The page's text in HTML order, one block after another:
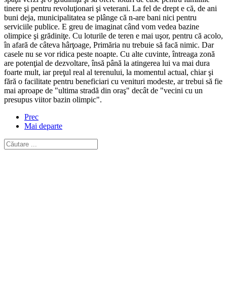
tinere şi pentru revoluţionari şi veterani. La fel de drept e că, de ani
buni deja, municipalitatea se plânge că n-are bani nici pentru
serviciile publice. E greu de imaginat când vom vedea bazine
olimpice şi grădiniţe. Cu loturile de teren e mai uşor, pentru că acolo,
în afară de câteva hârţoage, Primăria nu trebuie să facă nimic. Dar
casele nu se vor ridica peste noapte. Cu alte cuvinte, întreaga zonă
are potenţial de dezvoltare, însă până la atingerea lui va mai dura
foarte mult, iar preţul real al terenului, la momentul actual, chiar şi
fără o facilitate pentru beneficiari cu venituri modeste, ar trebui să fie
mai aproape de "ultima stradă din oraş" decât de "vecini cu un
presupus viitor bazin olimpic".
Prec
Mai departe